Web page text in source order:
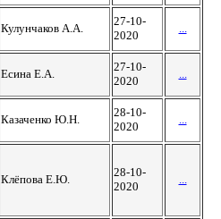
Кулунчаков А.А.
27-10-
2020
...
Есина Е.А.
27-10-
2020
...
Казаченко Ю.Н.
28-10-
2020
...
Клёпова Е.Ю.
28-10-
2020
...